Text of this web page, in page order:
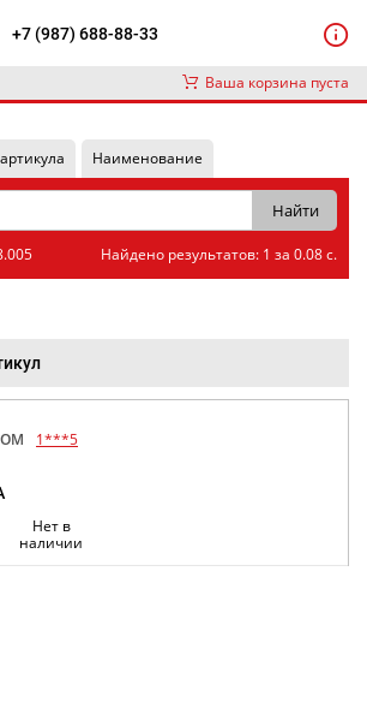
+7 (987) 688-88-33
Ваша корзина пуста
Наименование
Найдено результатов: 1 за 0.08 с.
1***5
Нет в
наличии